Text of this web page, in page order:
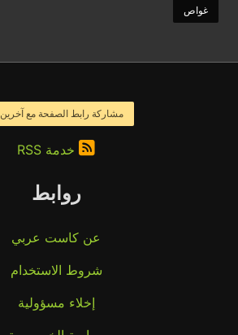
غواص
مشاركة رابط الصفحة مع آخرين
خدمة RSS
روابط
عن كاست عربي
شروط الاستخدام
إخلاء مسؤولية